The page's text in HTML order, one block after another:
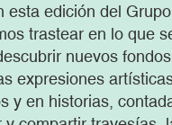
esta edición del
trastear en lo que
nuevos
expresiones
y en historias,